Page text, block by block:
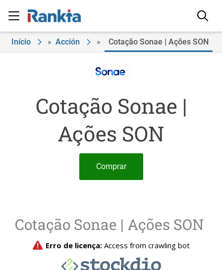
Início » Acción » Cotação Sonae | Ações SON
Cotação Sonae |
Ações SON
Comprar
Cotação Sonae | Ações SON